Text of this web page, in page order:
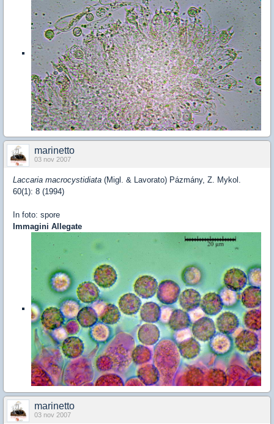
marinetto
03 nov 2007
Laccaria macrocystidiata (Migl. & Lavorato) Pázmány, Z. Mykol.
60(1): 8 (1994)
In foto: spore
Immagini Allegate
marinetto
03 nov 2007